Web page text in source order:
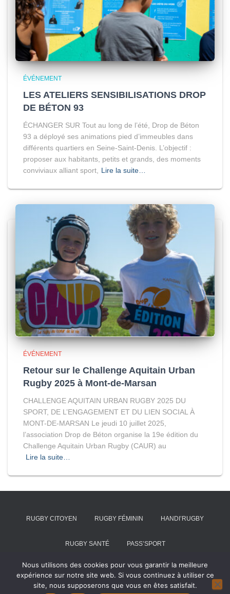
ÉVÉNEMENT
LES ATELIERS SENSIBILISATIONS DROP
DE BÉTON 93
ÉCHANGER SUR Tout au long de l’été, Drop de Béton
93 a déployé ses animations pied d’immeubles dans
différents quartiers en Seine-Saint-Denis. L’objectif :
proposer aux habitants, petits et grands, des moments
conviviaux alliant sport,
Lire la suite…
ÉVÉNEMENT
Retour sur le Challenge Aquitain Urban
Rugby 2025 à Mont-de-Marsan
CHALLENGE AQUITAIN URBAN RUGBY 2025 DU
SPORT, DE L’ENGAGEMENT ET DU LIEN SOCIAL À
MONT-DE-MARSAN Le jeudi 10 juillet 2025,
l’association Drop de Béton organise la 19e édition du
Challenge Aquitain Urban Rugby (CAUR) au
Lire la suite…
RUGBY CITOYEN RUGBY FÉMININ HANDI’RUGBY
RUGBY SANTÉ PASS’SPORT
PRÉFORMATIONS & ÉDUCATION
Nous utilisons des cookies pour vous garantir la meilleure
expérience sur notre site web. Si vous continuez à utiliser ce
site, nous supposerons que vous en êtes satisfait.